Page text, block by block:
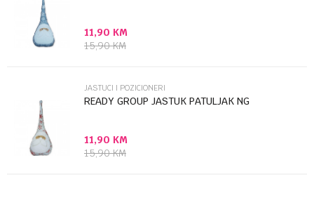
Anti-spam zaštita - izračunajte koliko je 6 - 1 :
11,90 KM
15,90KM
JASTUCI I POZICIONERI
READY GROUP JASTUK PATULJAK NG
11,90 KM
15,90KM